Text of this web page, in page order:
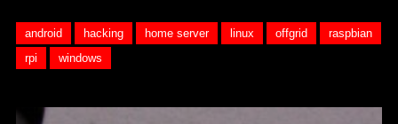
android hacking home server linux offgrid
raspbian
rpi
windows